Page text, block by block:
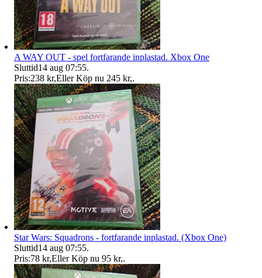
A WAY OUT - spel fortfarande inplastad. Xbox One
Sluttid14 aug 07:55.
Pris:238 kr,Eller Köp nu 245 kr,.
Star Wars: Squadrons - fortfarande inplastad. (Xbox One)
Sluttid14 aug 07:55.
Pris:78 kr,Eller Köp nu 95 kr,.